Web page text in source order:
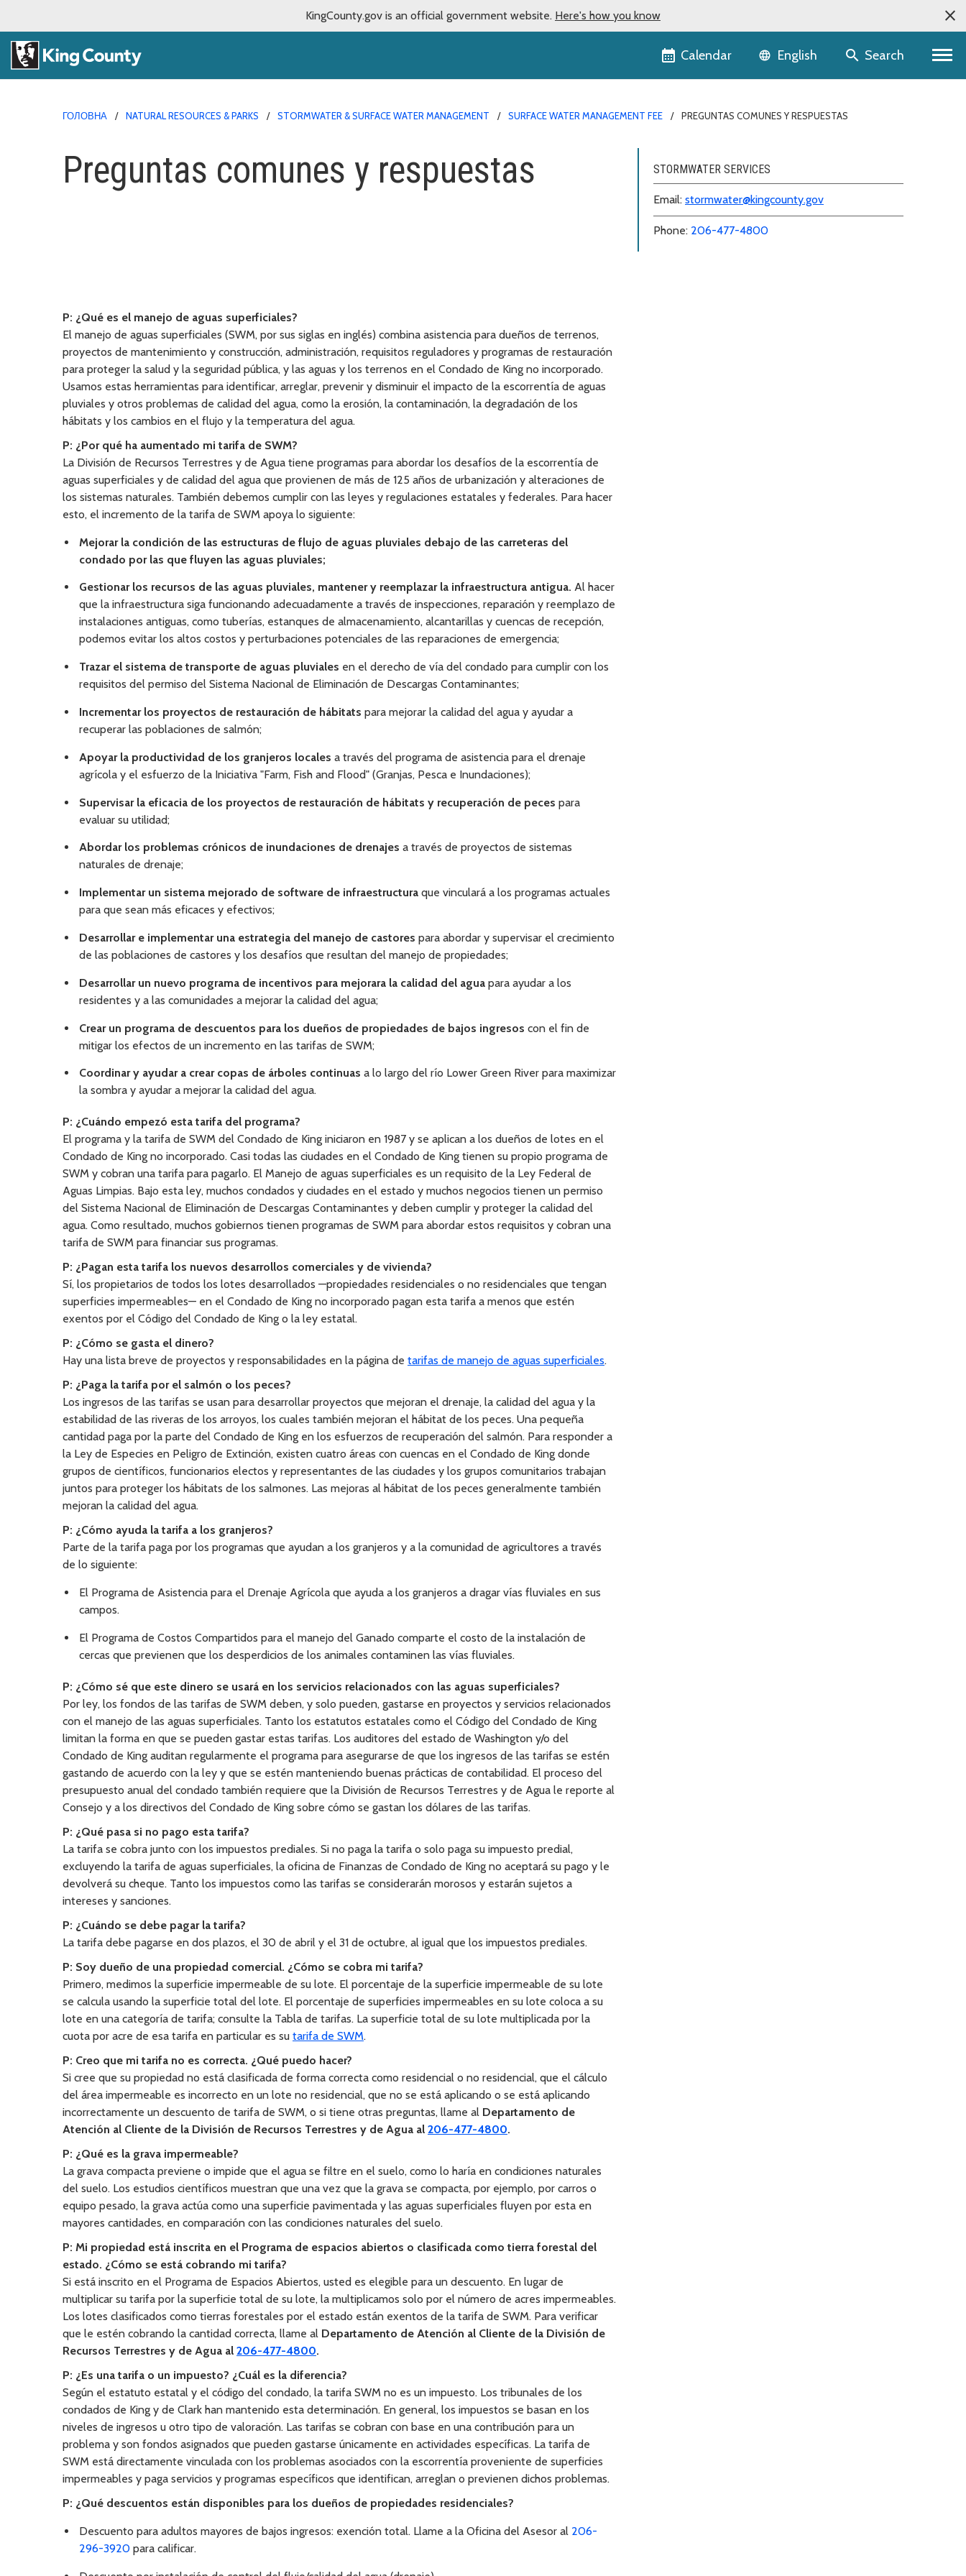
KingCounty.gov is an official government website. Here's how you know
Calendar Language selector
English Search
ГОЛОВНА NATURAL RESOURCES & PARKS STORMWATER & SURFACE WATER MANAGEMENT SURFACE WATER MANAGEMENT FEE PREGUNTAS COMUNES Y RESPUESTAS
Preguntas comunes y respuestas STORMWATER SERVICES
Email: stormwater@kingcounty.gov
Phone: 206-477-4800
P: ¿Qué es el manejo de aguas superficiales?
El manejo de aguas superficiales (SWM, por sus siglas en inglés) combina asistencia para dueños de terrenos,
proyectos de mantenimiento y construcción, administración, requisitos reguladores y programas de restauración
para proteger la salud y la seguridad pública, y las aguas y los terrenos en el Condado de King no incorporado.
Usamos estas herramientas para identificar, arreglar, prevenir y disminuir el impacto de la escorrentía de aguas
pluviales y otros problemas de calidad del agua, como la erosión, la contaminación, la degradación de los
hábitats y los cambios en el flujo y la temperatura del agua.
P: ¿Por qué ha aumentado mi tarifa de SWM?
La División de Recursos Terrestres y de Agua tiene programas para abordar los desafíos de la escorrentía de
aguas superficiales y de calidad del agua que provienen de más de 125 años de urbanización y alteraciones de
los sistemas naturales. También debemos cumplir con las leyes y regulaciones estatales y federales. Para hacer
esto, el incremento de la tarifa de SWM apoya lo siguiente:
Mejorar la condición de las estructuras de flujo de aguas pluviales debajo de las carreteras del
condado por las que fluyen las aguas pluviales;
Gestionar los recursos de las aguas pluviales, mantener y reemplazar la infraestructura antigua. Al hacer
que la infraestructura siga funcionando adecuadamente a través de inspecciones, reparación y reemplazo de
instalaciones antiguas, como tuberías, estanques de almacenamiento, alcantarillas y cuencas de recepción,
podemos evitar los altos costos y perturbaciones potenciales de las reparaciones de emergencia;
Trazar el sistema de transporte de aguas pluviales en el derecho de vía del condado para cumplir con los
requisitos del permiso del Sistema Nacional de Eliminación de Descargas Contaminantes;
Incrementar los proyectos de restauración de hábitats para mejorar la calidad del agua y ayudar a
recuperar las poblaciones de salmón;
Apoyar la productividad de los granjeros locales a través del programa de asistencia para el drenaje
agrícola y el esfuerzo de la Iniciativa "Farm, Fish and Flood" (Granjas, Pesca e Inundaciones);
Supervisar la eficacia de los proyectos de restauración de hábitats y recuperación de peces para
evaluar su utilidad;
Abordar los problemas crónicos de inundaciones de drenajes a través de proyectos de sistemas
naturales de drenaje;
Implementar un sistema mejorado de software de infraestructura que vinculará a los programas actuales
para que sean más eficaces y efectivos;
Desarrollar e implementar una estrategia del manejo de castores para abordar y supervisar el crecimiento
de las poblaciones de castores y los desafíos que resultan del manejo de propiedades;
Desarrollar un nuevo programa de incentivos para mejorara la calidad del agua para ayudar a los
residentes y a las comunidades a mejorar la calidad del agua;
Crear un programa de descuentos para los dueños de propiedades de bajos ingresos con el fin de
mitigar los efectos de un incremento en las tarifas de SWM;
Coordinar y ayudar a crear copas de árboles continuas a lo largo del río Lower Green River para maximizar
la sombra y ayudar a mejorar la calidad del agua.
P: ¿Cuándo empezó esta tarifa del programa?
El programa y la tarifa de SWM del Condado de King iniciaron en 1987 y se aplican a los dueños de lotes en el
Condado de King no incorporado. Casi todas las ciudades en el Condado de King tienen su propio programa de
SWM y cobran una tarifa para pagarlo. El Manejo de aguas superficiales es un requisito de la Ley Federal de
Aguas Limpias. Bajo esta ley, muchos condados y ciudades en el estado y muchos negocios tienen un permiso
del Sistema Nacional de Eliminación de Descargas Contaminantes y deben cumplir y proteger la calidad del
agua. Como resultado, muchos gobiernos tienen programas de SWM para abordar estos requisitos y cobran una
tarifa de SWM para financiar sus programas.
P: ¿Pagan esta tarifa los nuevos desarrollos comerciales y de vivienda?
Sí, los propietarios de todos los lotes desarrollados —propiedades residenciales o no residenciales que tengan
superficies impermeables— en el Condado de King no incorporado pagan esta tarifa a menos que estén
exentos por el Código del Condado de King o la ley estatal.
P: ¿Cómo se gasta el dinero?
Hay una lista breve de proyectos y responsabilidades en la página de tarifas de manejo de aguas superficiales.
P: ¿Paga la tarifa por el salmón o los peces?
Los ingresos de las tarifas se usan para desarrollar proyectos que mejoran el drenaje, la calidad del agua y la
estabilidad de las riveras de los arroyos, los cuales también mejoran el hábitat de los peces. Una pequeña
cantidad paga por la parte del Condado de King en los esfuerzos de recuperación del salmón. Para responder a
la Ley de Especies en Peligro de Extinción, existen cuatro áreas con cuencas en el Condado de King donde
grupos de científicos, funcionarios electos y representantes de las ciudades y los grupos comunitarios trabajan
juntos para proteger los hábitats de los salmones. Las mejoras al hábitat de los peces generalmente también
mejoran la calidad del agua.
P: ¿Cómo ayuda la tarifa a los granjeros?
Parte de la tarifa paga por los programas que ayudan a los granjeros y a la comunidad de agricultores a través
de lo siguiente:
El Programa de Asistencia para el Drenaje Agrícola que ayuda a los granjeros a dragar vías fluviales en sus
campos.
El Programa de Costos Compartidos para el manejo del Ganado comparte el costo de la instalación de
cercas que previenen que los desperdicios de los animales contaminen las vías fluviales.
P: ¿Cómo sé que este dinero se usará en los servicios relacionados con las aguas superficiales?
Por ley, los fondos de las tarifas de SWM deben, y solo pueden, gastarse en proyectos y servicios relacionados
con el manejo de las aguas superficiales. Tanto los estatutos estatales como el Código del Condado de King
limitan la forma en que se pueden gastar estas tarifas. Los auditores del estado de Washington y/o del
Condado de King auditan regularmente el programa para asegurarse de que los ingresos de las tarifas se estén
gastando de acuerdo con la ley y que se estén manteniendo buenas prácticas de contabilidad. El proceso del
presupuesto anual del condado también requiere que la División de Recursos Terrestres y de Agua le reporte al
Consejo y a los directivos del Condado de King sobre cómo se gastan los dólares de las tarifas.
P: ¿Qué pasa si no pago esta tarifa?
La tarifa se cobra junto con los impuestos prediales. Si no paga la tarifa o solo paga su impuesto predial,
excluyendo la tarifa de aguas superficiales, la oficina de Finanzas de Condado de King no aceptará su pago y le
devolverá su cheque. Tanto los impuestos como las tarifas se considerarán morosos y estarán sujetos a
intereses y sanciones.
P: ¿Cuándo se debe pagar la tarifa?
La tarifa debe pagarse en dos plazos, el 30 de abril y el 31 de octubre, al igual que los impuestos prediales.
P: Soy dueño de una propiedad comercial. ¿Cómo se cobra mi tarifa?
Primero, medimos la superficie impermeable de su lote. El porcentaje de la superficie impermeable de su lote
se calcula usando la superficie total del lote. El porcentaje de superficies impermeables en su lote coloca a su
lote en una categoría de tarifa; consulte la Tabla de tarifas. La superficie total de su lote multiplicada por la
cuota por acre de esa tarifa en particular es su tarifa de SWM.
P: Creo que mi tarifa no es correcta. ¿Qué puedo hacer?
Si cree que su propiedad no está clasificada de forma correcta como residencial o no residencial, que el cálculo
del área impermeable es incorrecto en un lote no residencial, que no se está aplicando o se está aplicando
incorrectamente un descuento de tarifa de SWM, o si tiene otras preguntas, llame al Departamento de
Atención al Cliente de la División de Recursos Terrestres y de Agua al 206-477-4800.
P: ¿Qué es la grava impermeable?
La grava compacta previene o impide que el agua se filtre en el suelo, como lo haría en condiciones naturales
del suelo. Los estudios científicos muestran que una vez que la grava se compacta, por ejemplo, por carros o
equipo pesado, la grava actúa como una superficie pavimentada y las aguas superficiales fluyen por esta en
mayores cantidades, en comparación con las condiciones naturales del suelo.
P: Mi propiedad está inscrita en el Programa de espacios abiertos o clasificada como tierra forestal del
estado. ¿Cómo se está cobrando mi tarifa?
Si está inscrito en el Programa de Espacios Abiertos, usted es elegible para un descuento. En lugar de
multiplicar su tarifa por la superficie total de su lote, la multiplicamos solo por el número de acres impermeables.
Los lotes clasificados como tierras forestales por el estado están exentos de la tarifa de SWM. Para verificar
que le estén cobrando la cantidad correcta, llame al Departamento de Atención al Cliente de la División de
Recursos Terrestres y de Agua al 206-477-4800.
P: ¿Es una tarifa o un impuesto? ¿Cuál es la diferencia?
Según el estatuto estatal y el código del condado, la tarifa SWM no es un impuesto. Los tribunales de los
condados de King y de Clark han mantenido esta determinación. En general, los impuestos se basan en los
niveles de ingresos u otro tipo de valoración. Las tarifas se cobran con base en una contribución para un
problema y son fondos asignados que pueden gastarse únicamente en actividades específicas. La tarifa de
SWM está directamente vinculada con los problemas asociados con la escorrentía proveniente de superficies
impermeables y paga servicios y programas específicos que identifican, arreglan o previenen dichos problemas.
P: ¿Qué descuentos están disponibles para los dueños de propiedades residenciales?
Descuento para adultos mayores de bajos ingresos: exención total. Llame a la Oficina del Asesor al 206-
296-3920 para calificar.